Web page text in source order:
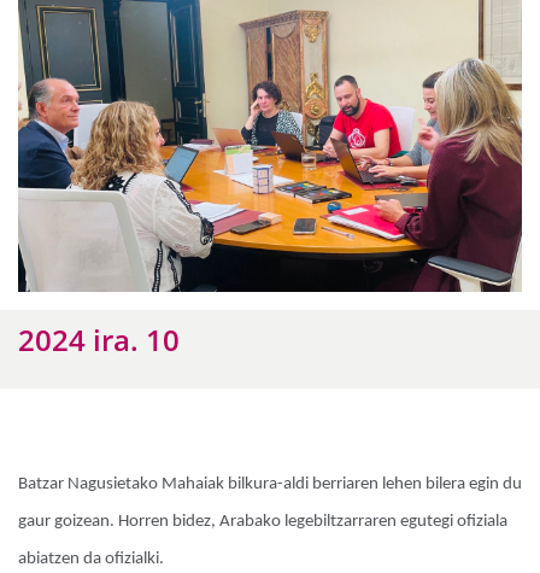
2024 ira. 10
Batzar Nagusietako Mahaiak bilkura-aldi berriaren lehen bilera egin du
gaur goizean. Horren bidez, Arabako legebiltzarraren egutegi ofiziala
abiatzen da ofizialki.